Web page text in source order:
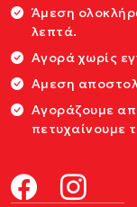
Άμεση
λεπτά.
Αγορά χωρίς
Αμεση
Αγοράζουμε
πετυχαίνουμε